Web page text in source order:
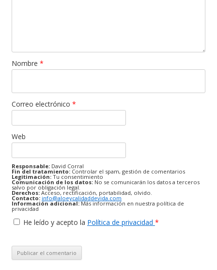
Nombre *
Correo electrónico *
Web
Responsable: David Corral
Fin del tratamiento: Controlar el spam, gestión de comentarios
Legitimación: Tu consentimiento
Comunicación de los datos: No se comunicarán los datos a terceros
salvo por obligación legal.
Derechos: Acceso, rectificación, portabilidad, olvido.
Contacto: info@aloeycalidaddevida.com
Información adicional:Más información en nuestra política de
privacidad
He leído y acepto la Política de privacidad *